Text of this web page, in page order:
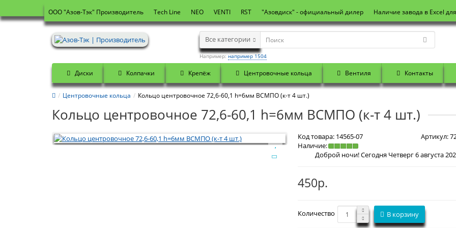
OOO "Азов-Тэк" Производитель Tech Line NEO VENTI RST "Азовдиск" - официальный дилер Наличие завода в Excel
Все категории
Например:например 1504
Диски Колпачки Крепёж Центровочные кольца Вентиля Контакты
Центровочные кольца Кольцо центровочное 72,6-60,1 h=6мм ВСМПО (к-т 4 шт.)
Кольцо центровочное 72,6-60,1 h=6мм ВСМПО (к-т 4 шт.)
Код товара: 14565-07 Артикул:
Наличие:
450р.
Количество В корзину